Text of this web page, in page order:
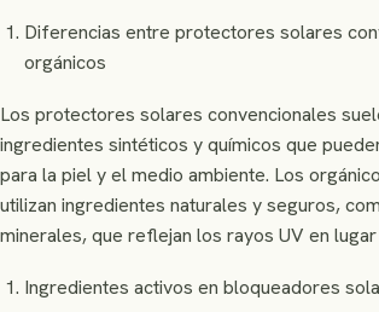
Diferencias entre protectores solares
orgánicos
Los protectores solares convencionales
ingredientes sintéticos y químicos que
para la piel y el medio ambiente. Los
utilizan ingredientes naturales y seguros,
minerales, que reflejan los rayos UV en
Ingredientes activos en bloqueadores
Aura
¡Hola! 🌿 Soy Aura, tu asesora en
Cosmetics Lab. Te ayudo con productos,
ingredientes (INCI), precios a granel y
cotizaciones. ¿En qué te apoyo?
Precios del protector solar a granel